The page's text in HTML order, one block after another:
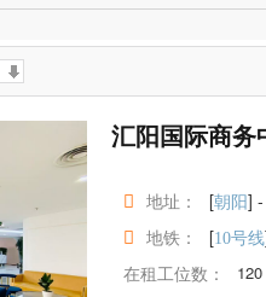
汇阳国际商务
地址： [朝阳]
地铁：
[10号线
在租工位数：